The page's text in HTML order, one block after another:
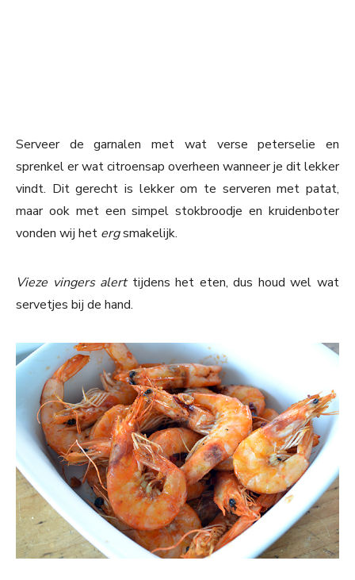
Serveer de garnalen met wat verse peterselie en
sprenkel er wat citroensap overheen wanneer je dit lekker
vindt. Dit gerecht is lekker om te serveren met patat,
maar ook met een simpel stokbroodje en kruidenboter
vonden wij het ergsmakelijk.
Vieze vingers alert tijdens het eten, dus houd wel wat
servetjes bij de hand.